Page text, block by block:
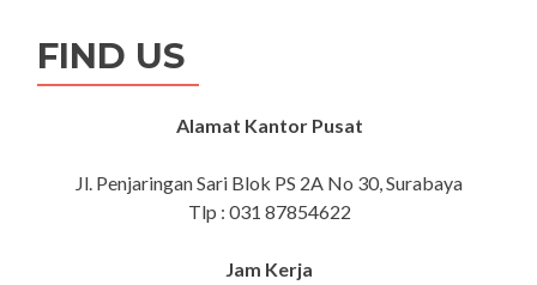
FIND US
Alamat Kantor Pusat
Jl. Penjaringan Sari Blok PS 2A No 30, Surabaya
Tlp : 031 87854622
Jam Kerja